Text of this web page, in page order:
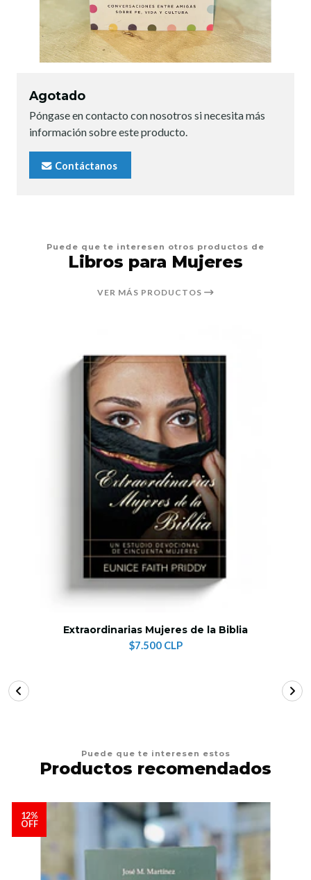
Agotado
Póngase en contacto con nosotros si necesita más
información sobre este producto.
Contáctanos
Puede que te interesen otros productos de
Libros para Mujeres
VER MÁS PRODUCTOS
Extraordinarias Mujeres de la Biblia
$7.500 CLP
Puede que te interesen estos
Productos recomendados
12%
OFF